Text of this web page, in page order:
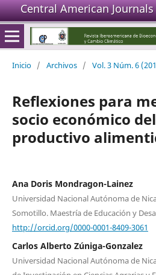
Central American
Inicio / Archivos / Vol. 3 Núm. 6
Reflexiones para
socio económico
productivo
Ana Doris Mondragon-Lainez
Universidad Nacional Autónoma de
Somotillo. Maestría de Educación y
http://orcid.org/0000-0001-8409-3061
Carlos Alberto Zúniga-Gonzalez
Universidad Nacional Autónoma de